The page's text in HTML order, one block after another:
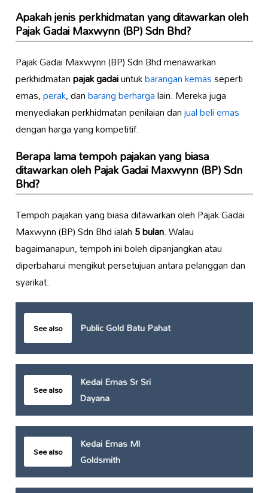
Apakah jenis perkhidmatan yang ditawarkan oleh
Pajak Gadai Maxwynn (BP) Sdn Bhd?
Pajak Gadai Maxwynn (BP) Sdn Bhd menawarkan
perkhidmatanpajak gadaiuntukbarangan kemasseperti
emas,perak, danbarang berhargalain. Mereka juga
menyediakan perkhidmatan penilaian danjual beli emas
dengan harga yang kompetitif.
Berapa lama tempoh pajakan yang biasa
ditawarkan oleh Pajak Gadai Maxwynn (BP) Sdn
Bhd?
Tempoh pajakan yang biasa ditawarkan oleh Pajak Gadai
Maxwynn (BP) Sdn Bhd ialah5 bulan. Walau
bagaimanapun, tempoh ini boleh dipanjangkan atau
diperbaharui mengikut persetujuan antara pelanggan dan
syarikat.
See also Public Gold Batu Pahat
See also
Kedai Emas Sr Sri
Dayana
See also
Kedai Emas Ml
Goldsmith